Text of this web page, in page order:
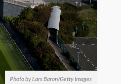
Photo by Lars Baron/Getty Images